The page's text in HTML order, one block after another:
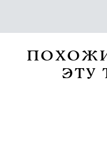
ЭТУ